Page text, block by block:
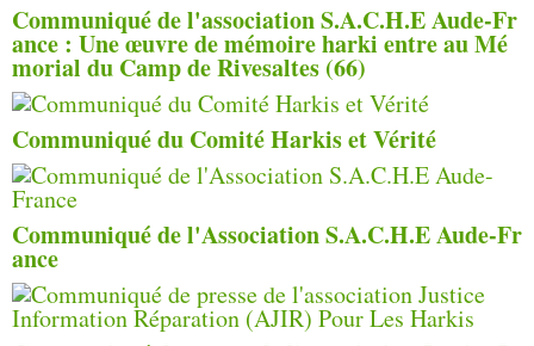
Communiqué de l'association S.A.C.H.E Aude-Fr
ance : Une œuvre de mémoire harki entre au Mé
morial du Camp de Rivesaltes (66)
Communiqué du Comité Harkis et Vérité
Communiqué de l'Association S.A.C.H.E Aude-Fr
ance